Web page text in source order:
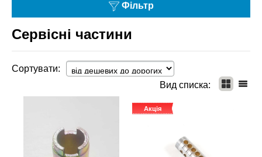
Фільтр
Сервісні частини
Сортувати:
Вид списка:
Акція